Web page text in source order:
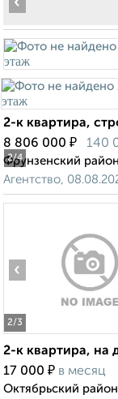
2/4
2-к квартира,
8 806 000 ₽ 140
Фрунзенский
Агентство,
2/3
‹
2-к квартира, на
17 000 ₽ в месяц
Октябрьский